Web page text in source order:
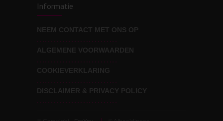
Wat voor leider wil jij
zijn?
Informatie
NEEM CONTACT MET ONS OP
ALGEMENE VOORWAARDEN
COOKIEVERKLARING
DISCLAIMER & PRIVACY POLICY